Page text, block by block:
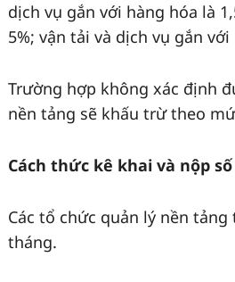
dịch vụ gắn với hàng hóa là
5%; vận tải và dịch vụ gắn
Trường hợp không xác định
nền tảng sẽ khấu trừ theo
Cách thức kê khai và nộp
Các tổ chức quản lý nền
tháng.